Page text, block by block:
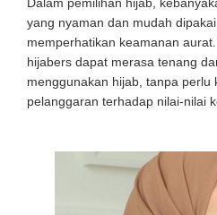
yang nyaman dan mudah
memperhatikan keamanan
hijabers dapat merasa tenang
menggunakan hijab, tanpa perlu
pelanggaran terhadap nilai-nilai